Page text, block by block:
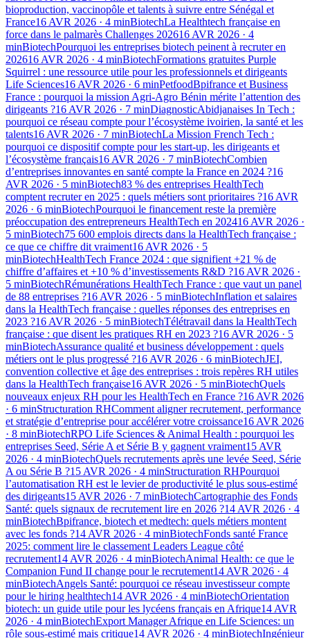
bioproduction, vaccinopôle et talents à suivre entre Sénégal et
France16 AVR 2026 · 4 minBiotechLa Healthtech française en
force dans le palmarès Challenges 202616 AVR 2026 · 4
minBiotechPourquoi les entreprises biotech peinent à recruter en
202616 AVR 2026 · 4 minBiotechFormations gratuites Purple
Squirrel : une ressource utile pour les professionnels et dirigeants
Life Sciences16 AVR 2026 · 6 minPetfoodBpifrance et Business
France : pourquoi la mission Agri-Agro Bénin mérite l’attention des
dirigeants ?16 AVR 2026 · 7 minDiagnosticAbidjanaises In Tech :
pourquoi ce réseau compte pour l’écosystème ivoirien, la santé et les
talents16 AVR 2026 · 7 minBiotechLa Mission French Tech :
pourquoi ce dispositif compte pour les start-up, les dirigeants et
l’écosystème français16 AVR 2026 · 7 minBiotechCombien
d’entreprises innovantes en santé compte la France en 2024 ?16
AVR 2026 · 5 minBiotech83 % des entreprises HealthTech
comptent recruter en 2025 : quels métiers sont prioritaires ?16 AVR
2026 · 6 minBiotechPourquoi le financement reste la première
préoccupation des entrepreneurs HealthTech en 202416 AVR 2026 ·
5 minBiotech75 600 emplois directs dans la HealthTech française :
ce que ce chiffre dit vraiment16 AVR 2026 · 5
minBiotechHealthTech France 2024 : que signifient +21 % de
chiffre d’affaires et +10 % d’investissements R&D ?16 AVR 2026 ·
5 minBiotechRémunérations HealthTech France : que vaut un panel
de 88 entreprises ?16 AVR 2026 · 5 minBiotechInflation et salaires
dans la HealthTech française : quelles réponses des entreprises en
2023 ?16 AVR 2026 · 5 minBiotechTélétravail dans la HealthTech
française : que disent les pratiques RH en 2023 ?16 AVR 2026 · 5
minBiotechAssurance qualité et business développement : quels
métiers ont le plus progressé ?16 AVR 2026 · 6 minBiotechJEI,
convention collective et âge des entreprises : trois repères RH utiles
dans la HealthTech française16 AVR 2026 · 5 minBiotechQuels
nouveaux enjeux RH pour les HealthTech en France ?16 AVR 2026
· 6 minStructuration RHComment aligner recrutement, performance
et stratégie d’entreprise pour accélérer votre croissance16 AVR 2026
· 8 minBiotechRPO Life Sciences & Animal Health : pourquoi les
entreprises Seed, Série A et Série B y gagnent vraiment15 AVR
2026 · 4 minBiotechQuels recrutements après une levée Seed, Série
A ou Série B ?15 AVR 2026 · 4 minStructuration RHPourquoi
l’automatisation RH est le levier de productivité le plus sous-estimé
des dirigeants15 AVR 2026 · 7 minBiotechCartographie des Fonds
Santé: quels signaux de recrutement lire en 2026 ?14 AVR 2026 · 4
minBiotechBpifrance, biotech et medtech: quels métiers montent
avec les fonds ?14 AVR 2026 · 4 minBiotechFonds santé France
2025: comment lire le classement Leaders League côté
recrutement14 AVR 2026 · 4 minBiotechAnimal Health: ce que le
Companion Fund II change pour le recrutement14 AVR 2026 · 4
minBiotechAngels Santé: pourquoi ce réseau investisseur compte
pour le hiring healthtech14 AVR 2026 · 4 minBiotechOrientation
biotech: un guide utile pour les lycéens français en Afrique14 AVR
2026 · 4 minBiotechExport Manager Afrique en Life Sciences: un
rôle sous-estimé mais critique14 AVR 2026 · 4 minBiotechIngénieur